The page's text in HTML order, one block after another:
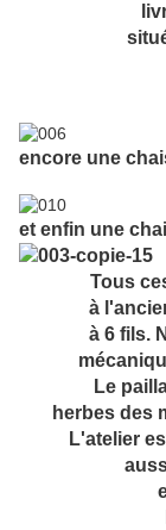
encore une
et enfin une
Tous
à
à 6 fils.
Le
herbes des
L'atelier